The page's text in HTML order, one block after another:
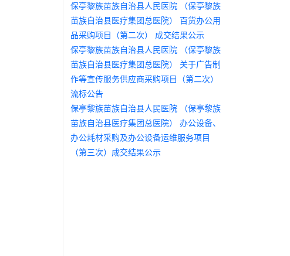
保亭黎族苗族自治县人民医院 （保亭黎族
苗族自治县医疗集团总医院） 百货办公用
品采购项目（第二次） 成交结果公示
保亭黎族苗族自治县人民医院 （保亭黎族
苗族自治县医疗集团总医院） 关于广告制
作等宣传服务供应商采购项目（第二次）
流标公告
保亭黎族苗族自治县人民医院 （保亭黎族
苗族自治县医疗集团总医院） 办公设备、
办公耗材采购及办公设备运维服务项目
（第三次）成交结果公示